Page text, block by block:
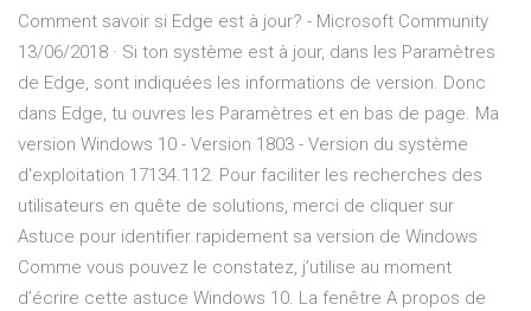
Comment savoir si Edge est à jour? - Microsoft Community
13/06/2018 · Si ton système est à jour, dans les Paramètres
de Edge, sont indiquées les informations de version. Donc
dans Edge, tu ouvres les Paramètres et en bas de page. Ma
version Windows 10 - Version 1803 - Version du système
d'exploitation 17134.112. Pour faciliter les recherches des
utilisateurs en quête de solutions, merci de cliquer sur
Astuce pour identifier rapidement sa version de Windows
Comme vous pouvez le constatez, j’utilise au moment
d’écrire cette astuce Windows 10. La fenêtre A propos de